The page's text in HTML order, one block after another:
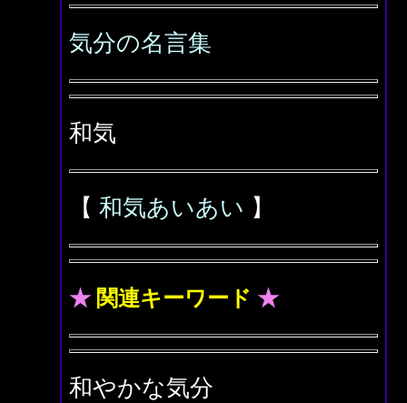
気分の名言集
和気
【 和気あいあい 】
★ 関連キーワード ★
和やかな気分